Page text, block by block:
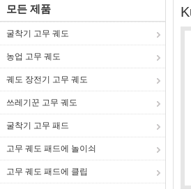
모든 제품
굴착기 고무 궤도
농업 고무 궤도
궤도 장전기 고무 궤도
쓰레기꾼 고무 궤도
굴착기 고무 패드
고무 궤도 패드에 놀이쇠
고무 궤도 패드에 클립